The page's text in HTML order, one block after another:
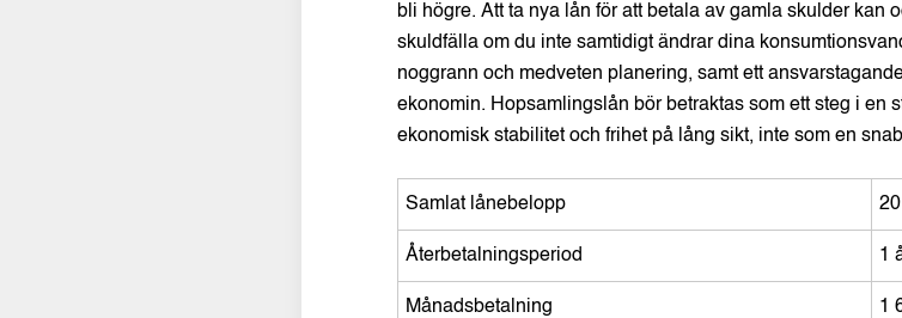
bli högre. Att ta nya lån för att betala av gamla skulder kan
skuldfälla om du inte samtidigt ändrar dina
noggrann och medveten planering, samt ett
ekonomin. Hopsamlingslån bör betraktas som ett steg i en
ekonomisk stabilitet och frihet på lång sikt, inte som en
Samlat lånebelopp
Återbetalningsperiod 1
Månadsbetalning 1